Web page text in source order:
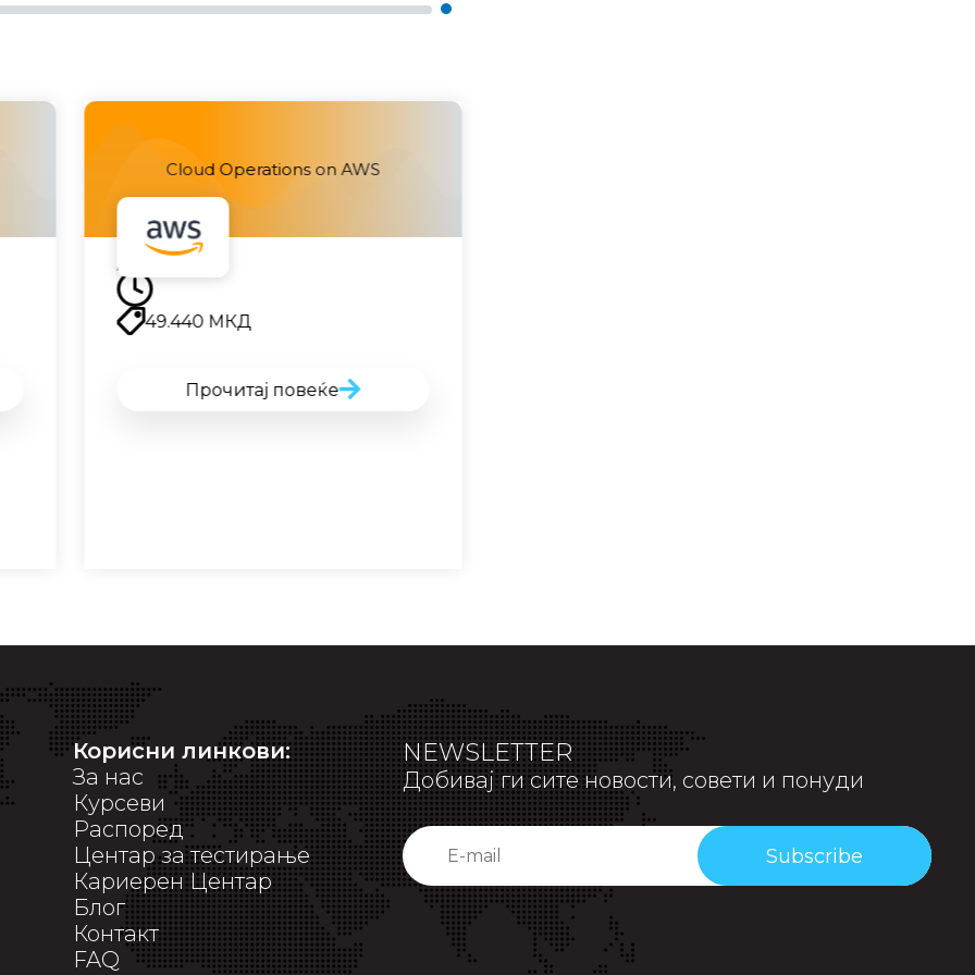
Cloud Operations on AWS
Наскоро
49.440 МКД
Прочитај повеќе
Корисни линкови:
За нас
Курсеви
Распоред
Центар за тестирање
Кариерен Центар
Блог
Контакт
FAQ
NEWSLETTER
Добивај ги сите новости, совети и понуди
Subscribe